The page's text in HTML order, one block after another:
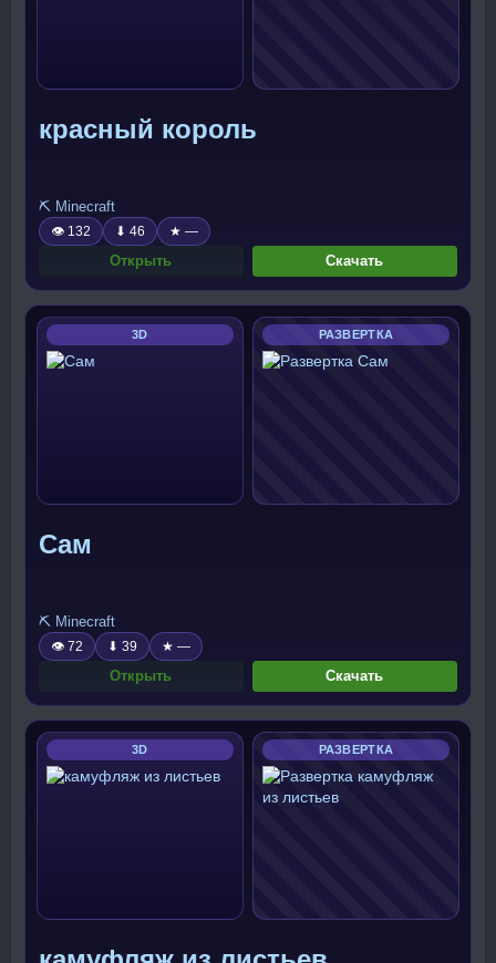
красный король
⛏️ Minecraft
👁 132 ⬇ 46 ★ —
Открыть Скачать
3D РАЗВЕРТКА
Сам
⛏️ Minecraft
👁 72 ⬇ 39 ★ —
Открыть Скачать
3D РАЗВЕРТКА